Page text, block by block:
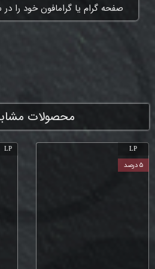
​صفحه گرام یا گرامافون خود را
محصولات
LP
۵ درصد
LP